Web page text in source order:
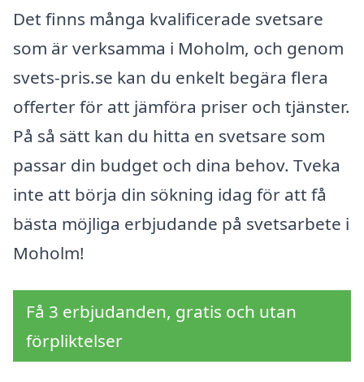
Det finns många kvalificerade svetsare
som är verksamma i Moholm, och genom
svets-pris.se kan du enkelt begära flera
offerter för att jämföra priser och tjänster.
På så sätt kan du hitta en svetsare som
passar din budget och dina behov. Tveka
inte att börja din sökning idag för att få
bästa möjliga erbjudande på svetsarbete i
Moholm!
Få 3 erbjudanden, gratis och utan
förpliktelser